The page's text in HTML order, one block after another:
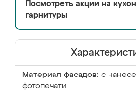
Посмотреть акции на
гарнитуры
Материал фасадов: с
фотопечати